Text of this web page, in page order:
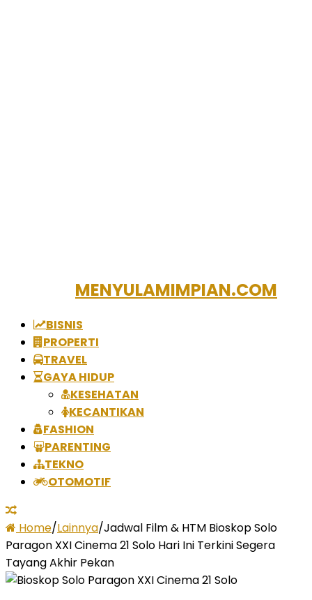
MENYULAMIMPIAN.COM
BISNIS
PROPERTI
TRAVEL
GAYA HIDUP
KESEHATAN
KECANTIKAN
FASHION
PARENTING
TEKNO
OTOMOTIF
Home/Lainnya/Jadwal Film & HTM Bioskop Solo
Paragon XXI Cinema 21 Solo Hari Ini Terkini Segera
Tayang Akhir Pekan